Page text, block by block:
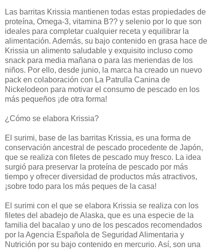
Las barritas Krissia mantienen todas estas propiedades de
proteína, Omega-3, vitamina B?? y selenio por lo que son
ideales para completar cualquier receta y equilibrar la
alimentación. Además, su bajo contenido en grasa hace de
Krissia un alimento saludable y exquisito incluso como
snack para media mañana o para las meriendas de los
niños. Por ello, desde junio, la marca ha creado un nuevo
pack en colaboración con La Patrulla Canina de
Nickelodeon para motivar el consumo de pescado en los
más pequeños ¡de otra forma!
¿Cómo se elabora Krissia?
El surimi, base de las barritas Krissia, es una forma de
conservación ancestral de pescado procedente de Japón,
que se realiza con filetes de pescado muy fresco. La idea
surgió para preservar la proteína de pescado por más
tiempo y ofrecer diversidad de productos más atractivos,
¡sobre todo para los más peques de la casa!
El surimi con el que se elabora Krissia se realiza con los
filetes del abadejo de Alaska, que es una especie de la
familia del bacalao y uno de los pescados recomendados
por la Agencia Española de Seguridad Alimentaria y
Nutrición por su bajo contenido en mercurio. Así, son una